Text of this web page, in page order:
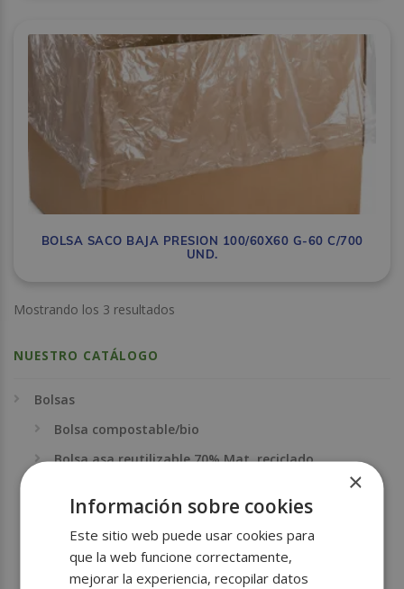
BOLSA SACO BAJA PRESION 100/60X60 G-60 C/700
UND.
Mostrando los 3 resultados
NUESTRO CATÁLOGO
Bolsas
Bolsa compostable/bio
Bolsa asa reutilizable 70% Mat. reciclado
Fondo caja
Bolsa no tejido
Bolsa rafia
×
Información sobre cookies
Este sitio web puede usar cookies para
que la web funcione correctamente,
mejorar la experiencia, recopilar datos